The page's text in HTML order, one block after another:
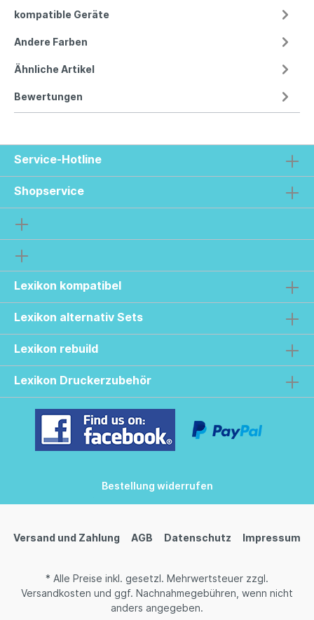
kompatible Geräte
Andere Farben
Ähnliche Artikel
Bewertungen
Service-Hotline
Shopservice
Lexikon kompatibel
Lexikon alternativ Sets
Lexikon rebuild
Lexikon Druckerzubehör
Bestellung widerrufen
Versand und Zahlung AGB Datenschutz Impressum
* Alle Preise inkl. gesetzl. Mehrwertsteuer zzgl.
Versandkosten und ggf. Nachnahmegebühren, wenn nicht
anders angegeben.